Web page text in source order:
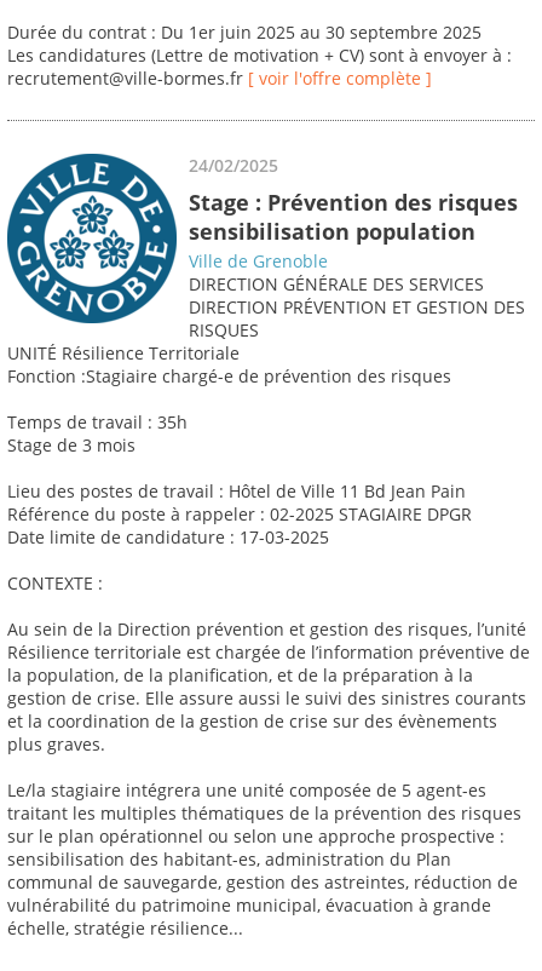
Durée du contrat : Du 1er juin 2025 au 30 septembre 2025
Les candidatures (Lettre de motivation + CV) sont à envoyer à :
recrutement@ville-bormes.fr [ voir l'offre complète ]
24/02/2025
Stage : Prévention des risques
sensibilisation population
Ville de Grenoble
DIRECTION GÉNÉRALE DES SERVICES
DIRECTION PRÉVENTION ET GESTION DES
RISQUES
UNITÉ Résilience Territoriale
Fonction :Stagiaire chargé-e de prévention des risques
Temps de travail : 35h
Stage de 3 mois
Lieu des postes de travail : Hôtel de Ville 11 Bd Jean Pain
Référence du poste à rappeler : 02-2025 STAGIAIRE DPGR
Date limite de candidature : 17-03-2025
CONTEXTE :
Au sein de la Direction prévention et gestion des risques, l’unité
Résilience territoriale est chargée de l’information préventive de
la population, de la planification, et de la préparation à la
gestion de crise. Elle assure aussi le suivi des sinistres courants
et la coordination de la gestion de crise sur des évènements
plus graves.
Le/la stagiaire intégrera une unité composée de 5 agent-es
traitant les multiples thématiques de la prévention des risques
sur le plan opérationnel ou selon une approche prospective :
sensibilisation des habitant-es, administration du Plan
communal de sauvegarde, gestion des astreintes, réduction de
vulnérabilité du patrimoine municipal, évacuation à grande
échelle, stratégie résilience...